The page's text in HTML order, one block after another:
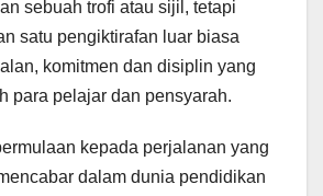
sebuah trofi atau sijil, tetapi
satu pengiktirafan luar biasa
komitmen dan disiplin yang
para pelajar dan pensyarah.
kepada perjalanan yang
dalam dunia pendidikan